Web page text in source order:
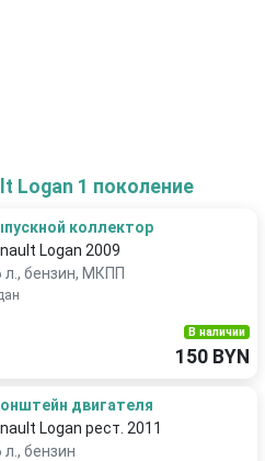
Logan 1 поколение
коллектор
Logan 2009
л., бензин, МКПП
В наличии
150 BYN
двигателя
Logan рест. 2011
л., бензин